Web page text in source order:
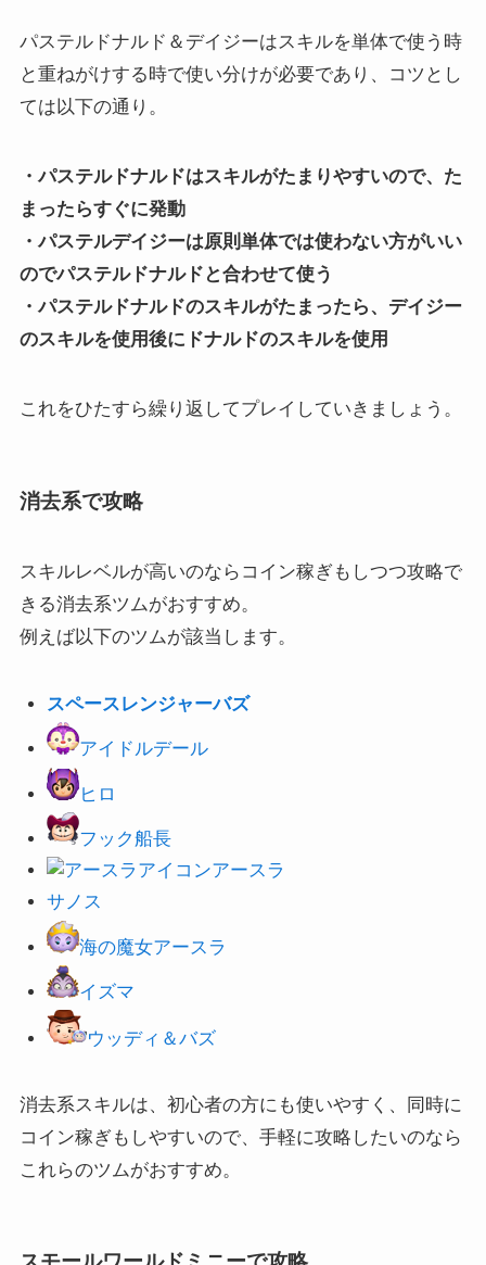
パステルドナルド＆デイジーはスキルを単体で使う時
と重ねがけする時で使い分けが必要であり、コツとし
ては以下の通り。
・パステルドナルドはスキルがたまりやすいので、た
まったらすぐに発動
・パステルデイジーは原則単体では使わない方がいい
のでパステルドナルドと合わせて使う
・パステルドナルドのスキルがたまったら、デイジー
のスキルを使用後にドナルドのスキルを使用
これをひたすら繰り返してプレイしていきましょう。
消去系で攻略
スキルレベルが高いのならコイン稼ぎもしつつ攻略で
きる消去系ツムがおすすめ。
例えば以下のツムが該当します。
スペースレンジャーバズ
アイドルデール
ヒロ
フック船長
アースラ
サノス
海の魔女アースラ
イズマ
ウッディ＆バズ
消去系スキルは、初心者の方にも使いやすく、同時に
コイン稼ぎもしやすいので、手軽に攻略したいのなら
これらのツムがおすすめ。